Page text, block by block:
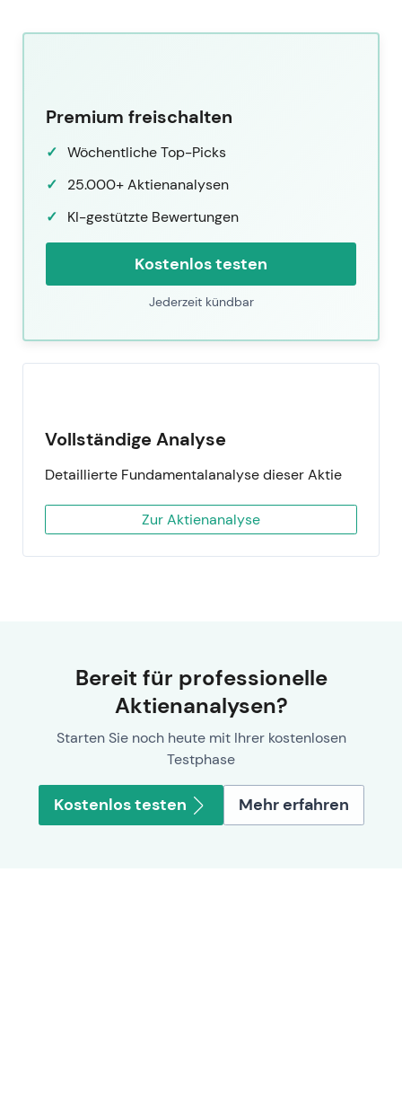
Premium freischalten
Wöchentliche Top-Picks
25.000+ Aktienanalysen
KI-gestützte Bewertungen
Kostenlos testen
Jederzeit kündbar
Vollständige Analyse
Detaillierte Fundamentalanalyse dieser Aktie
Zur Aktienanalyse
Bereit für professionelle
Aktienanalysen?
Starten Sie noch heute mit Ihrer kostenlosen
Testphase
Kostenlos testen Mehr erfahren